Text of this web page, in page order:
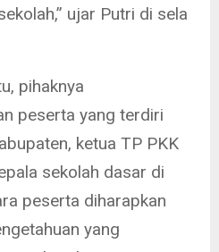
ujar Putri di sela
pihaknya
peserta yang terdiri
ketua TP PKK
sekolah dasar di
peserta diharapkan
yang